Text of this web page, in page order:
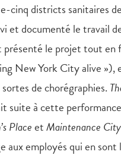
cinq districts sanitaires
et documenté le travail
présenté le projet tout en
New York City alive »),
de chorégraphies.
suite à cette
PlaceetMaintenance City
aux employés qui en sont